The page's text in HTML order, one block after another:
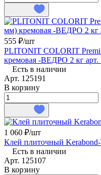
555 ₽/шт
PLITONIT COLORIT
кремовая -ВЕДРО 2 кг арт.
Есть в наличии
Арт. 125191
В корзину
1 060 ₽/шт
Клей плиточный
Есть в наличии
Арт. 125107
В корзину